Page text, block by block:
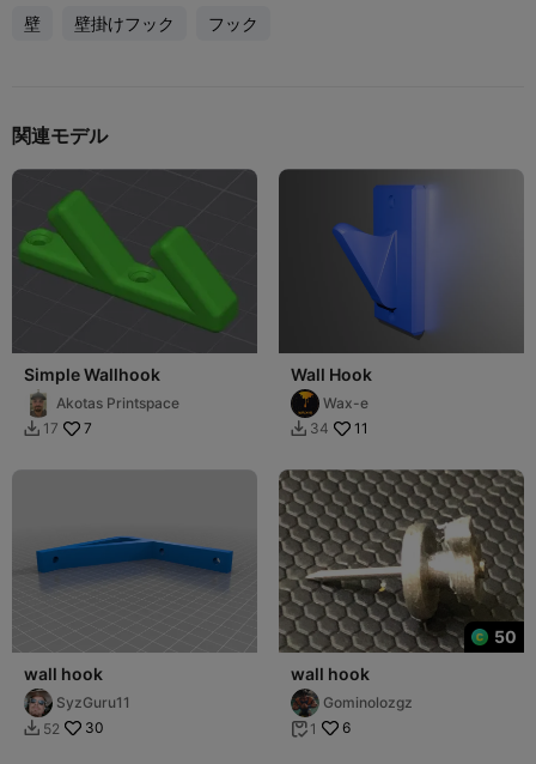
壁 壁掛けフック フック
関連モデル
Simple Wallhook
Akotas Printspace
 17 7
Wall Hook
Wax-e
 34 11
wall hook
SyzGuru11
 52 30
50
wall hook
Gominolozgz
 1 6